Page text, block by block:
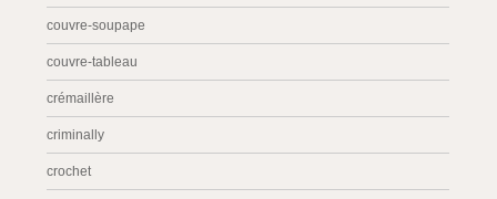
couvre-soupape
couvre-tableau
crémaillère
criminally
crochet